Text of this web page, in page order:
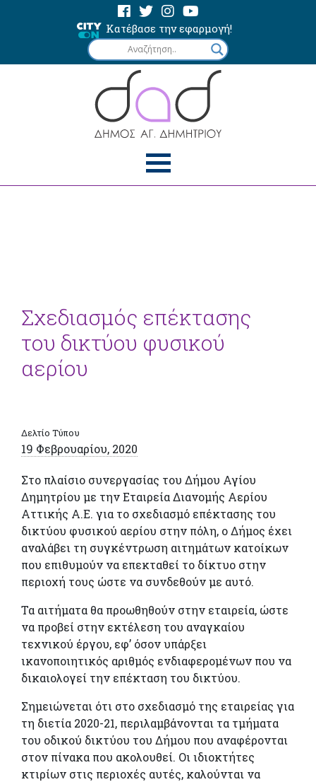
Κατέβασε την εφαρμογή!
Σχεδιασμός επέκτασης
του δικτύου φυσικού
αερίου
Δελτίο Τύπου
19 Φεβρουαρίου, 2020
Στο πλαίσιο συνεργασίας του Δήμου Αγίου
Δημητρίου με την Εταιρεία Διανομής Αερίου
Αττικής Α.Ε. για το σχεδιασμό επέκτασης του
δικτύου φυσικού αερίου στην πόλη, ο Δήμος έχει
αναλάβει τη συγκέντρωση αιτημάτων κατοίκων
που επιθυμούν να επεκταθεί το δίκτυο στην
περιοχή τους ώστε να συνδεθούν με αυτό.
Τα αιτήματα θα προωθηθούν στην εταιρεία, ώστε
να προβεί στην εκτέλεση του αναγκαίου
τεχνικού έργου, εφ’ όσον υπάρξει
ικανοποιητικός αριθμός ενδιαφερομένων που να
δικαιολογεί την επέκταση του δικτύου.
Σημειώνεται ότι στο σχεδιασμό της εταιρείας για
τη διετία 2020-21, περιλαμβάνονται τα τμήματα
του οδικού δικτύου του Δήμου που αναφέρονται
στον πίνακα που ακολουθεί. Οι ιδιοκτήτες
κτιρίων στις περιοχές αυτές, καλούνται να